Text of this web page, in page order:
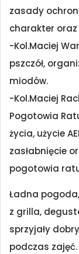
zasady
charakter oraz
-Kol.Maciej
pszczół,
miodów.
-Kol.Maciej
Pogotowia
życia, użycie
zasłabnięcie
pogotowia
Ładna
z grilla,
sprzyjały
podczas